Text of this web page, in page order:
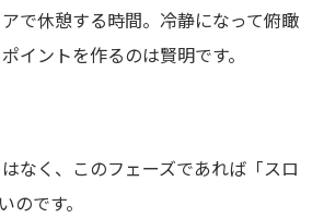
で休憩する時間。冷静になって俯瞰
イントを作るのは賢明です。
なく、このフェーズであれば「スロ
のです。